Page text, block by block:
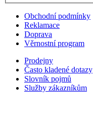
Obchodní podmínky
Reklamace
Doprava
Věrnostní program
Prodejny
Často kladené dotazy
Slovník pojmů
Služby zákazníkům